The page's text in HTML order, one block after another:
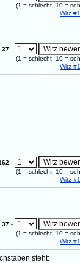
(1 = schlecht, 10 =
Witz
37 -
(1 = schlecht, 10 =
Witz
-
(1 = schlecht, 10 =
Witz
37 -
(1 = schlecht, 10 =
Witz
steht: